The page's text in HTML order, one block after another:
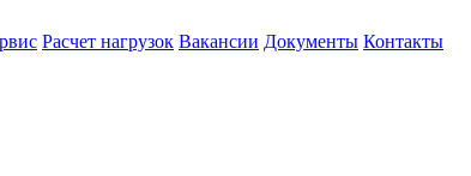
Расчет нагрузок Вакансии Документы Контакты